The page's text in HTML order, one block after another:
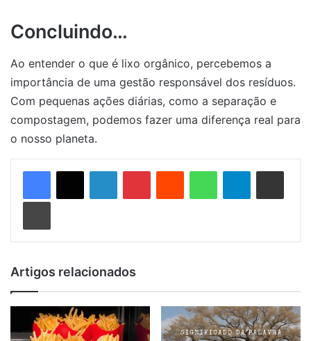
Concluindo…
Ao entender o que é lixo orgânico, percebemos a
importância de uma gestão responsável dos resíduos.
Com pequenas ações diárias, como a separação e
compostagem, podemos fazer uma diferença real para
o nosso planeta.
LinkedinPinterestReddit WhatsAppTelegramCompartilhar via e-mail
Imprimir
Artigos relacionados